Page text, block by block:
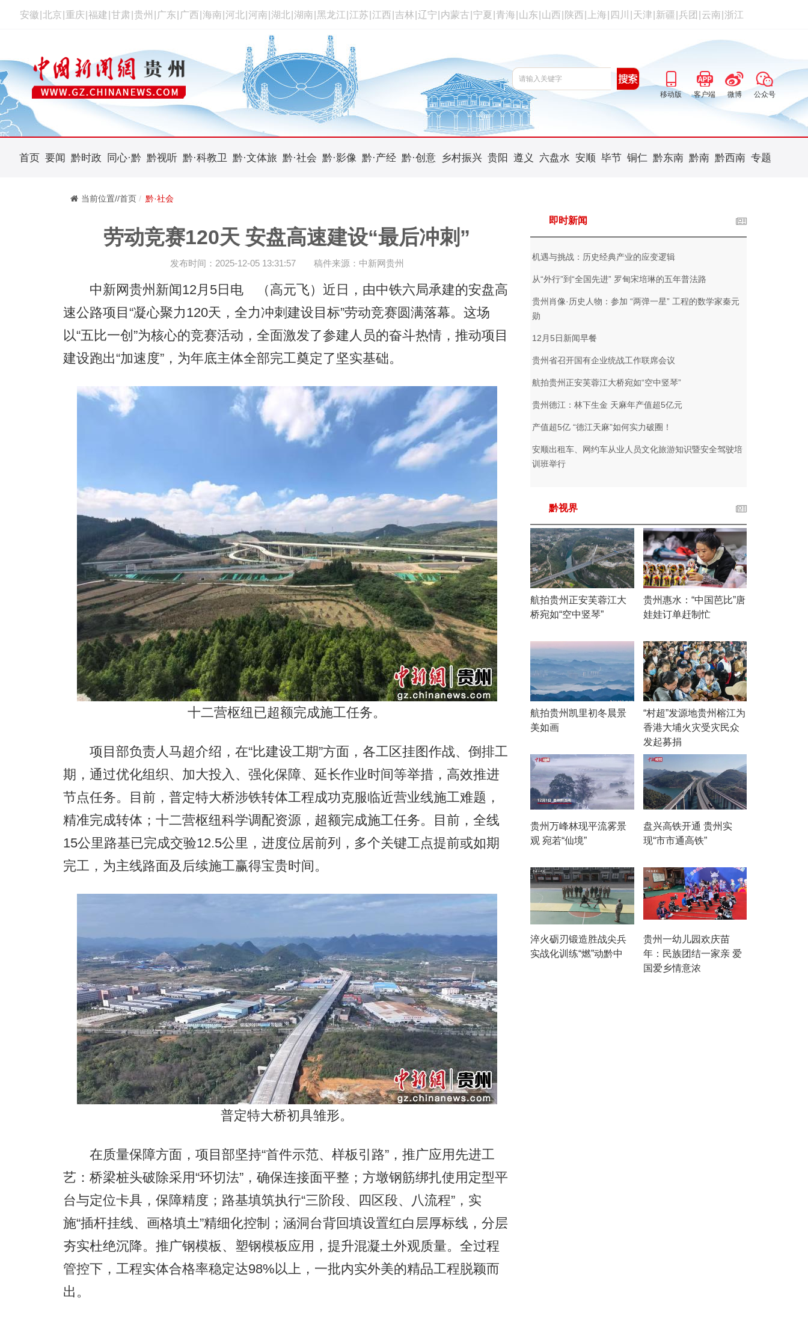
安徽 北京 重庆 福建 甘肃 贵州 广东 广西 海南 河北 河南 湖北 湖南 黑龙江 江苏 江西 吉林 辽宁 内蒙古 宁夏 青海 山东 山西 陕西 上海 四川 天津 新疆 兵团 云南 浙江
移动版 客户端 微博 公众号
首页 要闻 黔时政 同心·黔 黔视听 黔·科教卫 黔·文体旅 黔·社会 黔·影像 黔·产经 黔·创意 乡村振兴 贵阳 遵义 六盘水 安顺 毕节 铜仁 黔东南 黔南 黔西南 专题
当前位置//首页 黔·社会
劳动竞赛120天 安盘高速建设“最后冲刺”
发布时间：2025-12-05 13:31:57 稿件来源：中新网贵州
中新网贵州新闻12月5日电 （高元飞）近日，由中铁六局承建的安盘高
速公路项目“凝心聚力120天，全力冲刺建设目标”劳动竞赛圆满落幕。这场
以“五比一创”为核心的竞赛活动，全面激发了参建人员的奋斗热情，推动项目
建设跑出“加速度”，为年底主体全部完工奠定了坚实基础。
十二营枢纽已超额完成施工任务。
项目部负责人马超介绍，在“比建设工期”方面，各工区挂图作战、倒排工
期，通过优化组织、加大投入、强化保障、延长作业时间等举措，高效推进
节点任务。目前，普定特大桥涉铁转体工程成功克服临近营业线施工难题，
精准完成转体；十二营枢纽科学调配资源，超额完成施工任务。目前，全线
15公里路基已完成交验12.5公里，进度位居前列，多个关键工点提前或如期
完工，为主线路面及后续施工赢得宝贵时间。
普定特大桥初具雏形。
在质量保障方面，项目部坚持“首件示范、样板引路”，推广应用先进工
艺：桥梁桩头破除采用“环切法”，确保连接面平整；方墩钢筋绑扎使用定型平
台与定位卡具，保障精度；路基填筑执行“三阶段、四区段、八流程”，实
施“插杆挂线、画格填土”精细化控制；涵洞台背回填设置红白层厚标线，分层
夯实杜绝沉降。推广钢模板、塑钢模板应用，提升混凝土外观质量。全过程
管控下，工程实体合格率稳定达98%以上，一批内实外美的精品工程脱颖而
出。
即时新闻
机遇与挑战：历史经典产业的应变逻辑
从“外行”到“全国先进” 罗甸宋培琳的五年普法路
贵州肖像·历史人物：参加 “两弹一星” 工程的数学家秦元
勋
12月5日新闻早餐
贵州省召开国有企业统战工作联席会议
航拍贵州正安芙蓉江大桥宛如“空中竖琴”
贵州德江：林下生金 天麻年产值超5亿元
产值超5亿 “德江天麻”如何实力破圈！
安顺出租车、网约车从业人员文化旅游知识暨安全驾驶培
训班举行
黔视界
航拍贵州正安芙蓉江大
桥宛如“空中竖琴”
贵州惠水：“中国芭比”唐
娃娃订单赶制忙
航拍贵州凯里初冬晨景
美如画
“村超”发源地贵州榕江为
香港大埔火灾受灾民众
发起募捐
贵州万峰林现平流雾景
观 宛若“仙境”
盘兴高铁开通 贵州实
现“市市通高铁”
淬火砺刃锻造胜战尖兵
实战化训练“燃”动黔中
贵州一幼儿园欢庆苗
年：民族团结一家亲 爱
国爱乡情意浓